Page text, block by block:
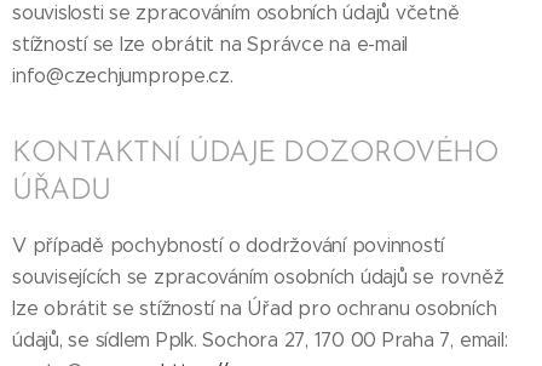
souvislosti se zpracováním osobních údajů včetně
stížností se lze obrátit na Správce na e-mail
info@czechjumprope.cz.
KONTAKTNÍ ÚDAJE DOZOROVÉHO
ÚŘADU
V případě pochybností o dodržování povinností
souvisejících se zpracováním osobních údajů se rovněž
lze obrátit se stížností na Úřad pro ochranu osobních
údajů, se sídlem Pplk. Sochora 27, 170 00 Praha 7, email: